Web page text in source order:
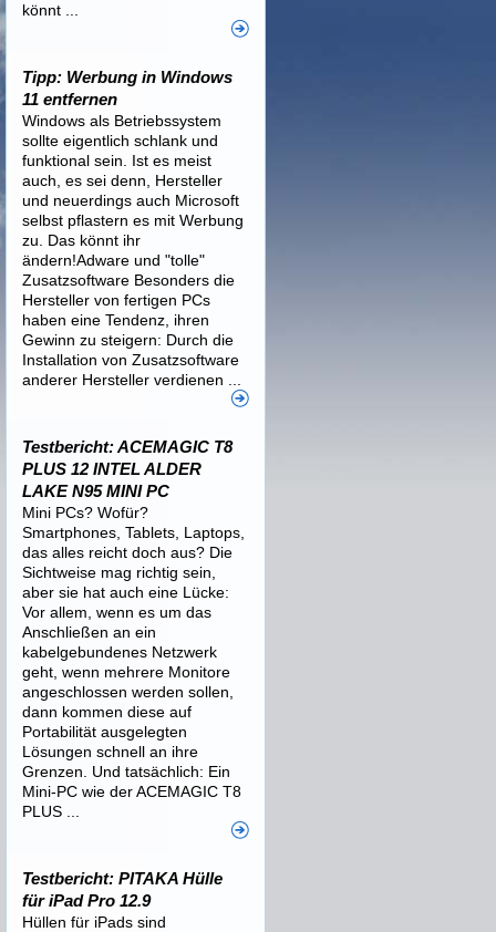
könnt ...
Tipp: Werbung in Windows
11 entfernen
Windows als Betriebssystem
sollte eigentlich schlank und
funktional sein. Ist es meist
auch, es sei denn, Hersteller
und neuerdings auch Microsoft
selbst pflastern es mit Werbung
zu. Das könnt ihr
ändern!Adware und "tolle"
Zusatzsoftware Besonders die
Hersteller von fertigen PCs
haben eine Tendenz, ihren
Gewinn zu steigern: Durch die
Installation von Zusatzsoftware
anderer Hersteller verdienen ...
Testbericht: ACEMAGIC T8
PLUS 12 INTEL ALDER
LAKE N95 MINI PC
Mini PCs? Wofür?
Smartphones, Tablets, Laptops,
das alles reicht doch aus? Die
Sichtweise mag richtig sein,
aber sie hat auch eine Lücke:
Vor allem, wenn es um das
Anschließen an ein
kabelgebundenes Netzwerk
geht, wenn mehrere Monitore
angeschlossen werden sollen,
dann kommen diese auf
Portabilität ausgelegten
Lösungen schnell an ihre
Grenzen. Und tatsächlich: Ein
Mini-PC wie der ACEMAGIC T8
PLUS ...
Testbericht: PITAKA Hülle
für iPad Pro 12.9
Hüllen für iPads sind